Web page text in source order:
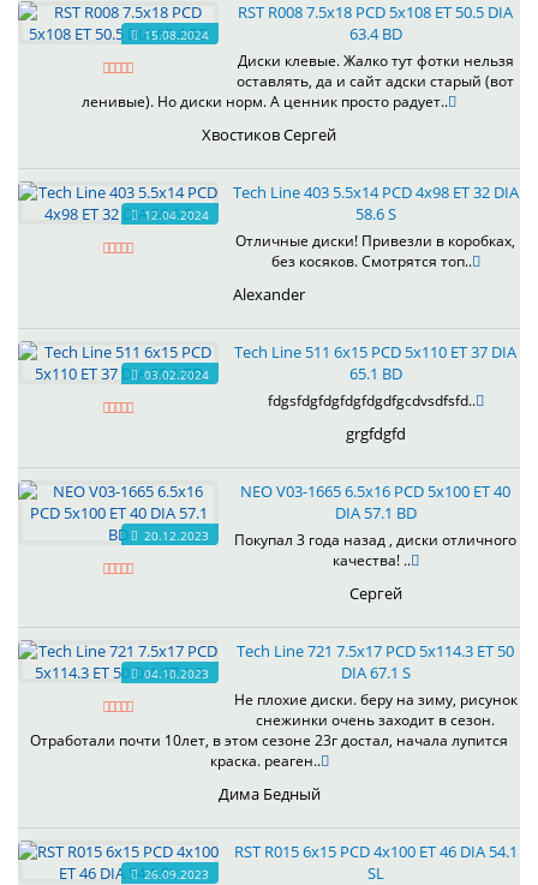
15.08.2024
RST R008 7.5x18 PCD 5x108 ET 50.5 DIA
63.4 BD
Диски клевые. Жалко тут фотки нельзя
оставлять, да и сайт адски старый (вот
ленивые). Но диски норм. А ценник просто радует..
Хвостиков Сергей
12.04.2024
Tech Line 403 5.5x14 PCD 4x98 ET 32 DIA
58.6 S
Отличные диски! Привезли в коробках,
без косяков. Смотрятся топ..
Alexander
03.02.2024
Tech Line 511 6x15 PCD 5x110 ET 37 DIA
65.1 BD
fdgsfdgfdgfdgfdgdfgcdvsdfsfd..
grgfdgfd
20.12.2023
NEO V03-1665 6.5x16 PCD 5x100 ET 40
DIA 57.1 BD
Покупал 3 года назад , диски отличного
качества! ..
Сергей
04.10.2023
Tech Line 721 7.5x17 PCD 5x114.3 ET 50
DIA 67.1 S
Не плохие диски. беру на зиму, рисунок
снежинки очень заходит в сезон.
Отработали почти 10лет, в этом сезоне 23г достал, начала лупится
краска. реаген..
Дима Бедный
26.09.2023
RST R015 6x15 PCD 4x100 ET 46 DIA 54.1
SL